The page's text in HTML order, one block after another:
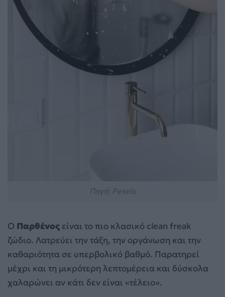
Ο Παρθένος είναι το πιο κλασικό clean freak
ζώδιο. Λατρεύει την τάξη, την οργάνωση και την
καθαριότητα σε υπερβολικό βαθμό. Παρατηρεί
μέχρι και τη μικρότερη λεπτομέρεια και δύσκολα
χαλαρώνει αν κάτι δεν είναι «τέλειο».